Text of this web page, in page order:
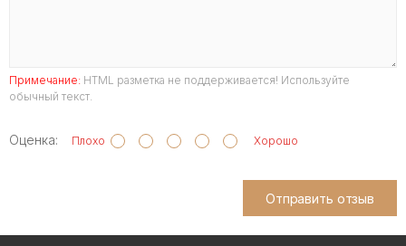
Примечание: HTML разметка не поддерживается! Используйте
обычный текст.
Оценка: Плохо Хорошо
Отправить отзыв